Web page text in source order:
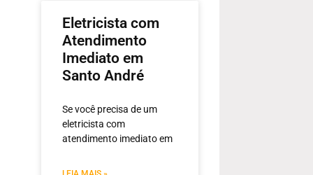
Eletricista com
Atendimento
Imediato em
Santo André
Se você precisa de um
eletricista com
atendimento imediato em